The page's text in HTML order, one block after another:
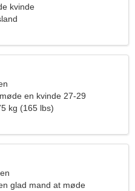
kvinde
en kvinde 27-29
kg (165 lbs)
glad mand at møde